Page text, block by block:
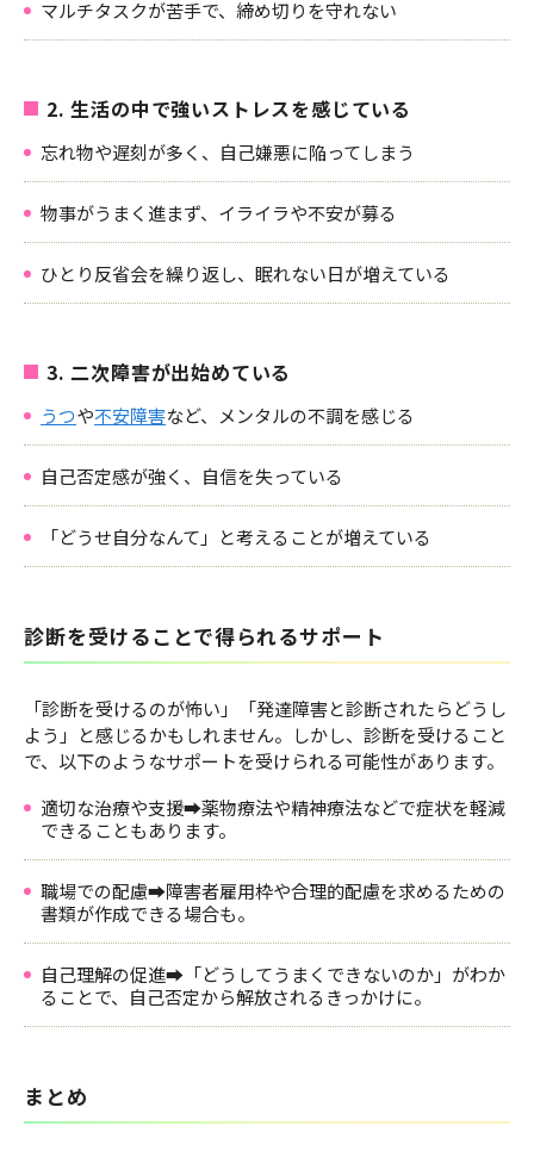
マルチタスクが苦手で、締め切りを守れない
2. 生活の中で強いストレスを感じている
忘れ物や遅刻が多く、自己嫌悪に陥ってしまう
物事がうまく進まず、イライラや不安が募る
ひとり反省会を繰り返し、眠れない日が増えている
3. 二次障害が出始めている
うつや不安障害など、メンタルの不調を感じる
自己否定感が強く、自信を失っている
「どうせ自分なんて」と考えることが増えている
診断を受けることで得られるサポート
「診断を受けるのが怖い」「発達障害と診断されたらどうし
よう」と感じるかもしれません。しかし、診断を受けること
で、以下のようなサポートを受けられる可能性があります。
適切な治療や支援➡薬物療法や精神療法などで症状を軽減
できることもあります。
職場での配慮➡障害者雇用枠や合理的配慮を求めるための
書類が作成できる場合も。
自己理解の促進➡「どうしてうまくできないのか」がわか
ることで、自己否定から解放されるきっかけに。
まとめ